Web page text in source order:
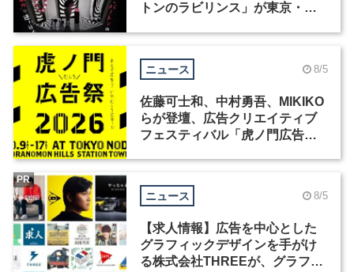
トンのラビリンス」が東京・豊
ニュース 8/5
佐藤可士和、中村勇吾、MIKIKO
らが登壇、広告クリエイティブ
フェスティバル「虎ノ門広告
ニュース 8/5
【求人情報】広告を中心とした
グラフィックデザインを手がけ
る株式会社THREEが、グラフィ
PR